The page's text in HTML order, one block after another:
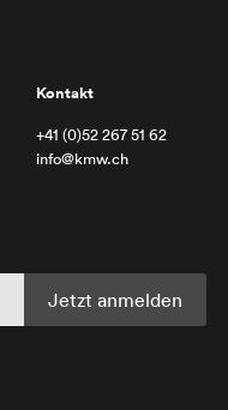
Kontakt
+41 (0)52 267 51 62
info@kmw.ch